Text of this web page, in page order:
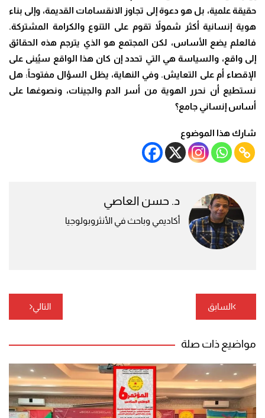
حقيقة علمية، بل هو دعوة إلى تجاوز الانقسامات القديمة، وإلى بناء
هوية إنسانية أكثر شمولاً تقوم على التنوع والكرامة المشتركة.
فالعلم يضع الأساس، لكن المجتمع هو الذي يترجم هذه الحقائق
إلى واقع، والسياسة هي التي تحدد إن كان هذا الواقع سيُبنى على
الإقصاء أم على التعايش. وفي النهاية، يظل السؤال مفتوحاً: هل
نستطيع أن نحرر الهوية من أسر الدم والجينات، ونصوغها على
أساس إنساني جامع؟
شارك هذا الموضوع
د. حسن العاصي
أكاديمي وباحث في الأنثروبولوجيا
تصفّح
المقالات
السابق التالي
مواضيع ذات صلة